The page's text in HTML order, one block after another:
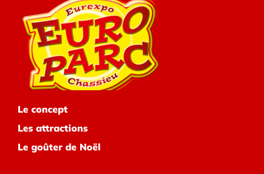
Le concept
Les attractions
Le goûter de Noël